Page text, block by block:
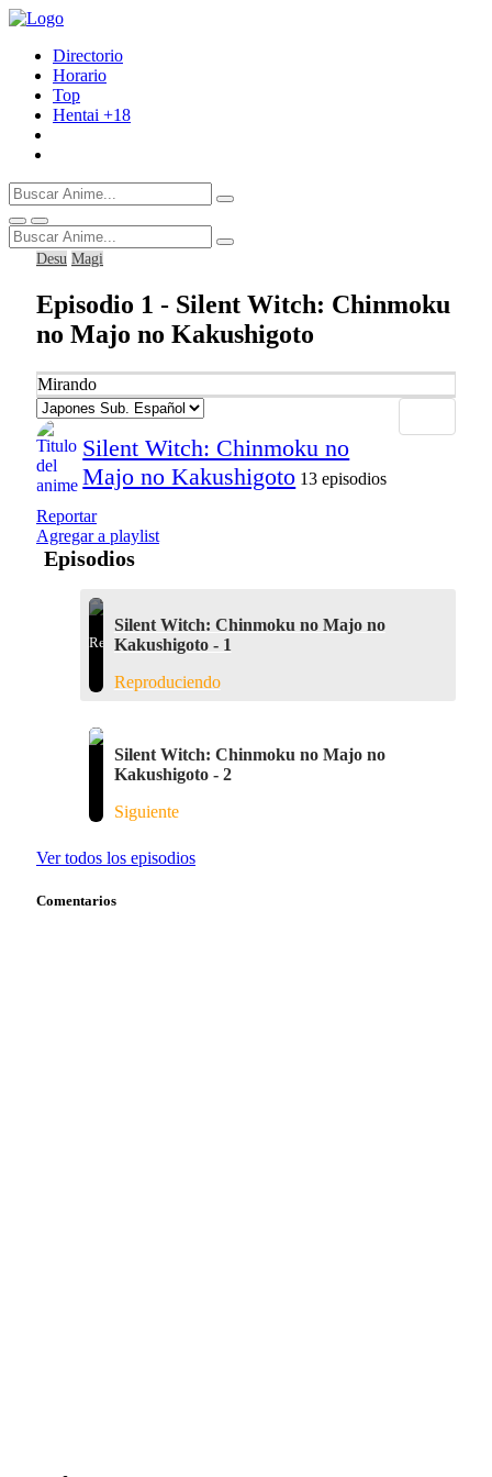
Directorio
Horario
Top
Hentai +18
Desu Magi
Episodio 1 - Silent Witch: Chinmoku
no Majo no Kakushigoto
Mirando
Silent Witch: Chinmoku no
Majo no Kakushigoto 13 episodios
Reportar
Agregar a playlist
Episodios
Silent Witch: Chinmoku no Majo no
Kakushigoto - 1
Reproduciendo
Silent Witch: Chinmoku no Majo no
Kakushigoto - 2
Siguiente
Ver todos los episodios
Comentarios